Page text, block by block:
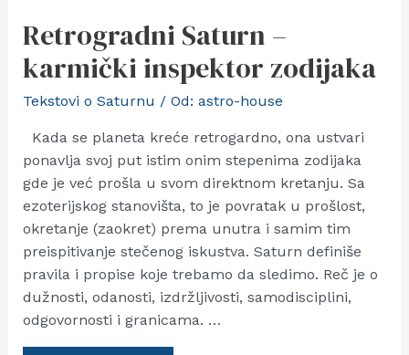
Retrogradni Saturn –
karmički inspektor zodijaka
Tekstovi o Saturnu / Od: astro-house
Kada se planeta kreće retrogardno, ona ustvari
ponavlja svoj put istim onim stepenima zodijaka
gde je već prošla u svom direktnom kretanju. Sa
ezoterijskog stanovišta, to je povratak u prošlost,
okretanje (zaokret) prema unutra i samim tim
preispitivanje stečenog iskustva. Saturn definiše
pravila i propise koje trebamo da sledimo. Reč je o
dužnosti, odanosti, izdržljivosti, samodisciplini,
odgovornosti i granicama. …